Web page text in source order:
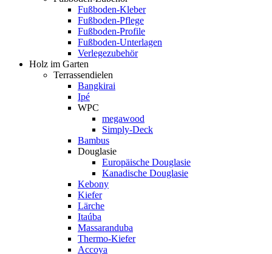
Fußboden-Kleber
Fußboden-Pflege
Fußboden-Profile
Fußboden-Unterlagen
Verlegezubehör
Holz im Garten
Terrassendielen
Bangkirai
Ipé
WPC
megawood
Simply-Deck
Bambus
Douglasie
Europäische Douglasie
Kanadische Douglasie
Kebony
Kiefer
Lärche
Itaúba
Massaranduba
Thermo-Kiefer
Accoya